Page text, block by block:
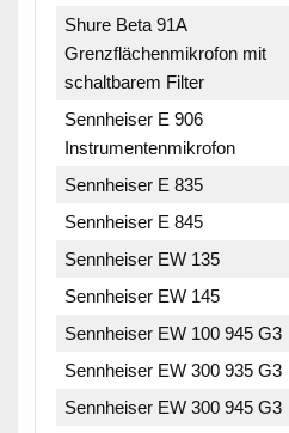
Shure Beta 91A
Grenzflächenmikrofon mit
schaltbarem Filter
Sennheiser E 906
Instrumentenmikrofon
Sennheiser E 835
Sennheiser E 845
Sennheiser EW 135
Sennheiser EW 145
Sennheiser EW 100 945 G3
Sennheiser EW 300 935 G3
Sennheiser EW 300 945 G3